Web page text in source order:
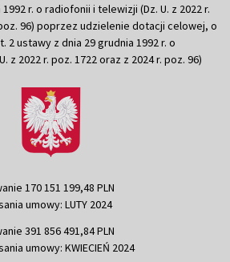
r. o radiofonii i telewizji (Dz. U. z 2022 r.
96) poprzez udzielenie dotacji celowej, o
2 ustawy z dnia 29 grudnia 1992 r. o
z 2022 r. poz. 1722 oraz z 2024 r. poz. 96)
170 151 199,48 PLN
umowy: LUTY 2024
391 856 491,84 PLN
umowy: KWIECIEŃ 2024